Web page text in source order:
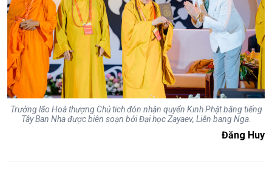
Trưởng lão Hoà thượng Chủ tich đón nhận quyển Kinh Phật bằng tiếng
Tây Ban Nha được biên soạn bởi Đại học Zayaev, Liên bang Nga.
Đăng Huy